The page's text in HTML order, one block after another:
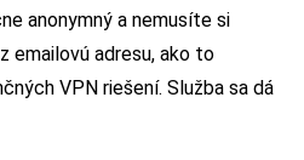
anonymný a nemusíte si
adresu, ako to
VPN riešení. Služba sa dá